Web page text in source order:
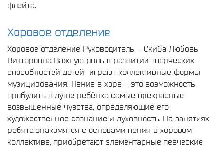
флейта.
Хоровое отделение
Хоровое отделение Руководитель – Скиба Любовь
Викторовна Важную роль в развитии творческих
способностей детей играют коллективные формы
музицирования. Пение в хоре – это возможность
пробудить в душе ребёнка самые прекрасные
возвышенные чувства, определяющие его
художественное сознание и духовность. На занятиях
ребята знакомятся с основами пения в хоровом
коллективе, приобретают элементарные певческие